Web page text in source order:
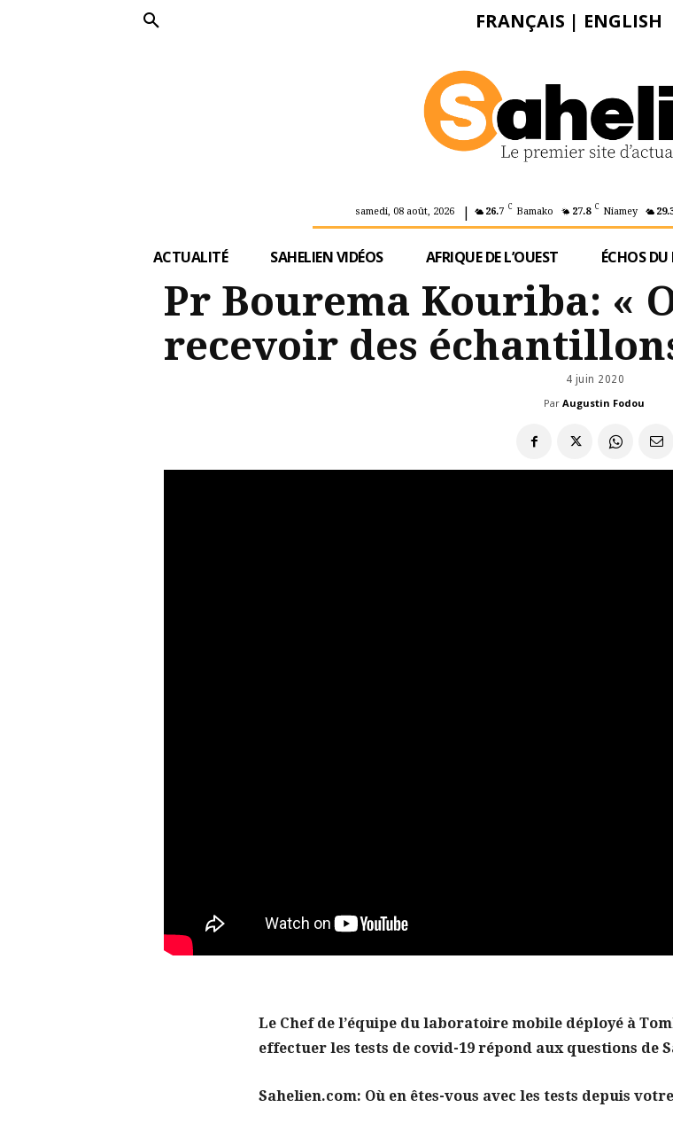
FRANÇAIS | ENGLISH
samedi, 08 août, 2026 | 26.7 C Bamako 27.8 C Niamey
ACTUALITÉ SAHELIEN VIDÉOS AFRIQUE DE L’OUEST ÉCHOS
Pr Bourema Kouriba: «
recevoir des
4 juin 2020
Par Augustin Fodou
Le Chef de l’équipe du laboratoire mobile déployé à
effectuer les tests de covid-19 répond aux questions de
Sahelien.com: Où en êtes-vous avec les tests depuis